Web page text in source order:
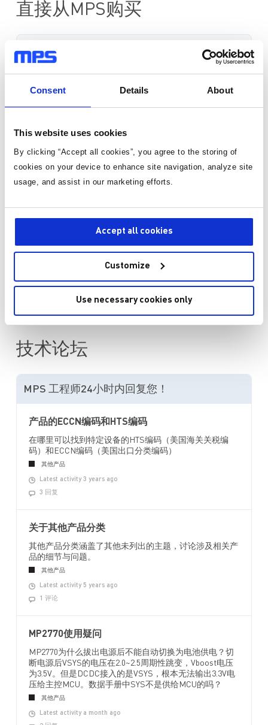
Consent Details About
This website uses cookies
By clicking “Accept all cookies”, you agree to the storing of
cookies on your device to enhance site navigation, analyze site
usage, and assist in our marketing efforts.
Accept all cookies
Customize
Use necessary cookies only
直接从MPS购买
标准定价
有货
3-10个工作日内到货。 每单运费仅为 5 美元。
数量
加入购物车
询价或技术支持
技术论坛
MPS 工程师24小时内回复您！
产品的ECCN编码和HTS编码
在哪里可以找到特定设备的HTS编码（美国海关关税编
码）和ECCN编码（美国出口分类编码）
其他产品
Latest activity 3 years ago
3 回复
关于其他产品分类
其他产品分类涵盖了其他未列出的主题，讨论涉及相关产
品的细节与问题。
其他产品
Latest activity 5 years ago
1 评论
MP2770使用疑问
MP2770为什么拔出电源后不能自动切换为电池供电？切
断电源后VSYS的电压在2.0~2.5周期性跳变，Vboost电压
为3.5V。但是DCDC接入的是VSYS，根本无法输出3.3V电
压给主控MCU。数据手册中SYS不是供给MCU的吗？
其他产品
Latest activity a month ago